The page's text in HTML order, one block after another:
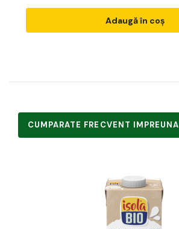
Adaugă în coș
CUMPARATE FRECVENT IMPREUNA